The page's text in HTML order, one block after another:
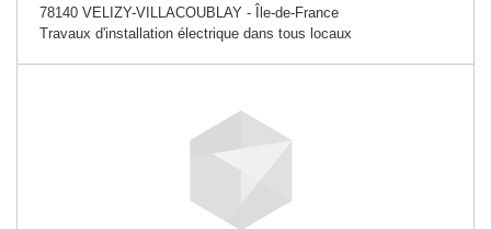
78140 VELIZY-VILLACOUBLAY - Île-de-France
Travaux d'installation électrique dans tous locaux